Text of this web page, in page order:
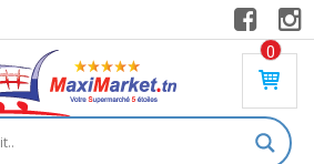
0
PR
DU
IT(